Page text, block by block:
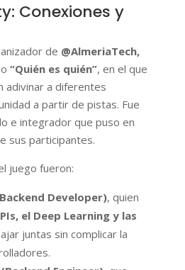
Conexiones y
de @AlmeriaTech,
“Quién es quién”, en el que
adivinar a diferentes
a partir de pistas. Fue
e integrador que puso en
sus participantes.
juego fueron:
Developer), quien
el Deep Learning y las
juntas sin complicar la